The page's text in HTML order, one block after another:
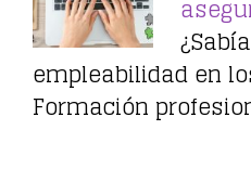
empleabilidad en
Formación